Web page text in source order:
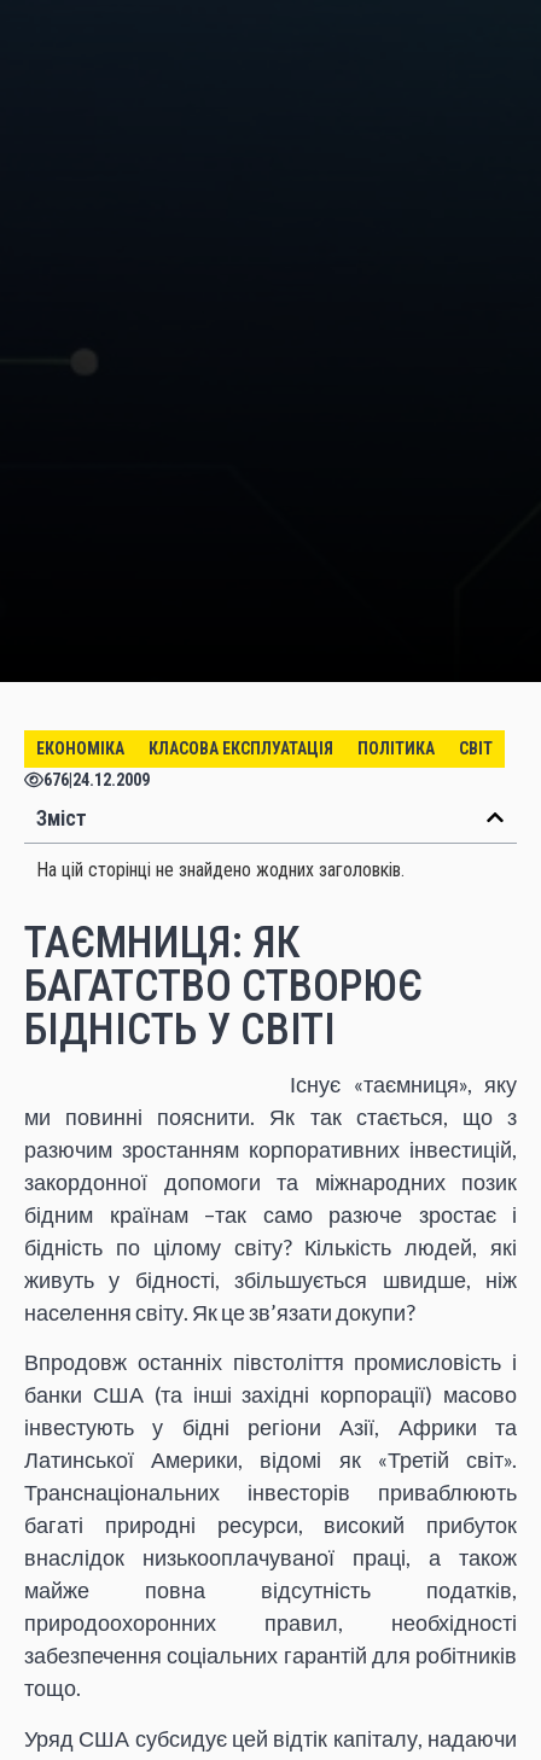
ЕКОНОМІКА КЛАСОВА ЕКСПЛУАТАЦІЯ ПОЛІТИКА
СВІТ
676 24.12.2009
Зміст
На цій сторінці не знайдено жодних заголовків.
ТАЄМНИЦЯ: ЯК
БАГАТСТВО СТВОРЮЄ
БІДНІСТЬ У СВІТІ
Існує «таємниця», яку
ми повинні пояснити. Як так стається, що з
разючим зростанням корпоративних інвестицій,
закордонної допомоги та міжнародних позик
бідним країнам –так само разюче зростає і
бідність по цілому світу? Кількість людей, які
живуть у бідності, збільшується швидше, ніж
населення світу. Як це зв’язати докупи?
Впродовж останніх півстоліття промисловість і
банки США (та інші західні корпорації) масово
інвестують у бідні регіони Азії, Африки та
Латинської Америки, відомі як «Третій світ».
Транснаціональних інвесторів приваблюють
багаті природні ресурси, високий прибуток
внаслідок низькооплачуваної праці, а також
майже повна відсутність податків,
природоохоронних правил, необхідності
забезпечення соціальних гарантій для робітників
тощо.
Уряд США субсидує цей відтік капіталу, надаючи